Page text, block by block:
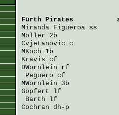
Fürth Pirates
Miranda Figueroa ss
Möller 2b
Cvjetanovic c
MKoch 1b                 2
Kravis cf                4
DWörnlein rf             2
Peguero cf              1
MWörnlein 3b
Göpfert lf               1
Barth lf                1
Cochran dh-p